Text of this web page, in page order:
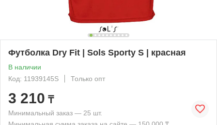
Футболка Dry Fit | Sols Sporty S | красная
В наличии
Код: 11939145S
Только опт
3 210 ₸
Минимальный заказ — 25 шт.